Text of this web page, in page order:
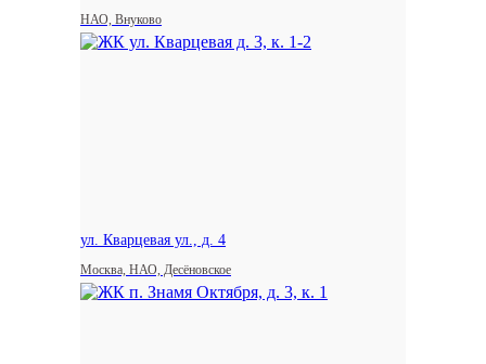
НАО, Внуково
ул. Кварцевая ул., д. 4
Москва, НАО, Десёновское